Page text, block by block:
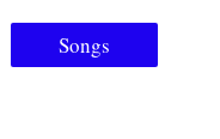
Songs